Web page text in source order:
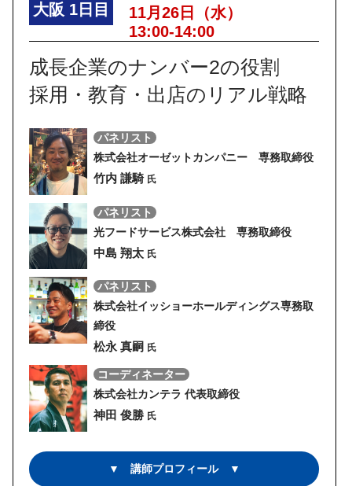
大阪 1日目
11月26日（水）
13:00-14:00
成長企業のナンバー2の役割
採用・教育・出店のリアル戦略
パネリスト
株式会社オーゼットカンパニー 専務取締役
竹内 謙騎 氏
パネリスト
光フードサービス株式会社 専務取締役
中島 翔太 氏
パネリスト
株式会社イッショーホールディングス専務取
締役
松永 真嗣 氏
コーディネーター
株式会社カンテラ 代表取締役
神田 俊勝 氏
▼ 講師プロフィール ▼